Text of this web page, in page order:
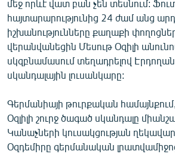
մեջ որևէ վատ բան չեն տեսնում:
հայտարարությունից 24 ժամ անց
իշխանությունները քաղաքի
վերանվանեցին Մեսութ Օզիլի
սկզբնամասում տեղադրելով
սկանդալային լուսանկարը:
Գերմանիայի թուրքական
Օզլիլի շուրջ ծագած սկանդալը
Կանաչների կուսակցության
Օզդեմիրը գերմանական